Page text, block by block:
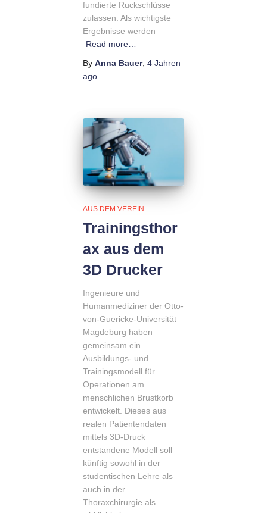
fundierte Ruckschlüsse
zulassen. Als wichtigste
Ergebnisse werden
Read more…
By Anna Bauer, 4 Jahren
ago
AUS DEM VEREIN
Trainingsthor
ax aus dem
3D Drucker
Ingenieure und
Humanmediziner der Otto-
von-Guericke-Universität
Magdeburg haben
gemeinsam ein
Ausbildungs- und
Trainingsmodell für
Operationen am
menschlichen Brustkorb
entwickelt. Dieses aus
realen Patientendaten
mittels 3D-Druck
entstandene Modell soll
künftig sowohl in der
studentischen Lehre als
auch in der
Thoraxchirurgie als